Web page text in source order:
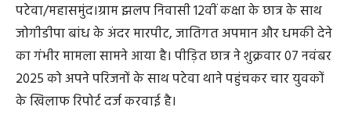
पटेवा/महासमुंद।ग्राम झलप निवासी 12वीं कक्षा के छात्र के साथ
जोगीडीपा बांध के अंदर मारपीट, जातिगत अपमान और धमकी देने
का गंभीर मामला सामने आया है। पीड़ित छात्र ने शुक्रवार 07 नवंबर
2025 को अपने परिजनों के साथ पटेवा थाने पहुंचकर चार युवकों
के खिलाफ रिपोर्ट दर्ज करवाई है।